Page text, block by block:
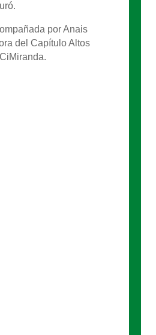
por Anais
del Capítulo Altos